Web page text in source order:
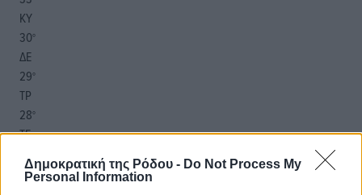
Δημοκρατική της Ρόδου - Do Not Process My
Personal Information
ΚΥ
30°
ΔΕ
29°
ΤΡ
28°
ΤΕ